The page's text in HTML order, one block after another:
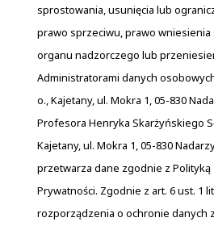
sprostowania, usunięcia lub
prawo sprzeciwu, prawo wniesienia
organu nadzorczego lub
Administratorami danych
o., Kajetany, ul. Mokra 1, 05-830
Profesora Henryka Skarżyńskiego
Kajetany, ul. Mokra 1, 05-830
przetwarza dane zgodnie z Polityką
Prywatności. Zgodnie z art. 6 ust. 1
rozporządzenia o ochronie danych